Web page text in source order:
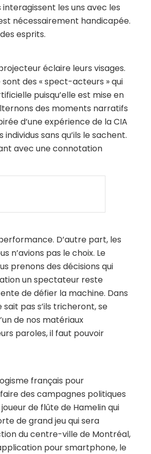
les uns avec les
nécessairement handicapée.
esprits.
éclaire leurs visages.
des « spect-acteurs » qui
puisqu’elle est mise en
des moments narratifs
d’une expérience de la CIA
sans qu’ils le sachent.
avec une connotation
D’autre part, les
n’avions pas le choix. Le
prenons des décisions qui
un spectateur reste
de défier la machine. Dans
pas s’ils tricheront, se
de nos matériaux
paroles, il faut pouvoir
français pour
des campagnes politiques
de flûte de Hamelin qui
de grand jeu qui sera
du centre-ville de Montréal,
pour smartphone, le